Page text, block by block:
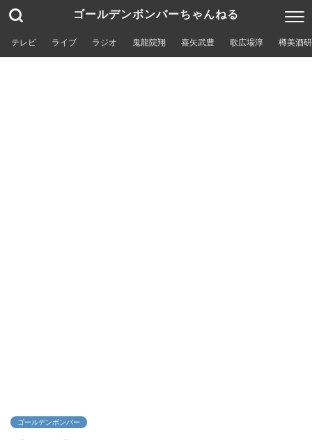
ゴールデンボンバーちゃんねる
テレビ ライブ ラジオ 鬼龍院翔 喜矢武豊 歌広場淳 樽美酒
ゴールデンボンバー